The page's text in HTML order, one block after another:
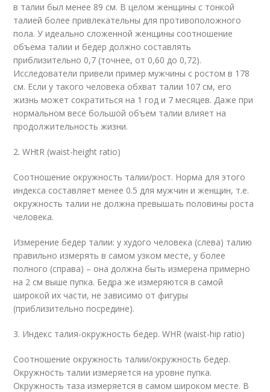
в талии был менее 89 см. В целом женщины с тонкой
талией более привлекательны для противоположного
пола. У идеально сложенной женщины соотношение
объема талии и бедер должно составлять
приблизительно 0,7 (точнее, от 0,60 до 0,72).
Исследователи привели пример мужчины с ростом в 178
см. Если у такого человека обхват талии 107 см, его
жизнь может сократиться на 1 год и 7 месяцев. Даже при
нормальном весе большой объем талии влияет на
продолжительность жизни.
2. WHtR (waist-height ratio)
Соотношение окружность талии/рост. Норма для этого
индекса составляет менее 0.5 для мужчин и женщин, т.е.
окружность талии не должна превышать половины роста
человека.
Измерение бедер талии: у худого человека (слева) талию
правильно измерять в самом узком месте, у более
полного (справа) – она должна быть измерена примерно
на 2 см выше пупка. Бедра же измеряются в самой
широкой их части, не зависимо от фигуры
(приблизительно посредине).
3. Индекс талия-окружность бедер. WHR (waist-hip ratio)
Соотношение окружность талии/окружность бедер.
Окружность талии измеряется на уровне пупка.
Окружность таза измеряется в самом широком месте. В